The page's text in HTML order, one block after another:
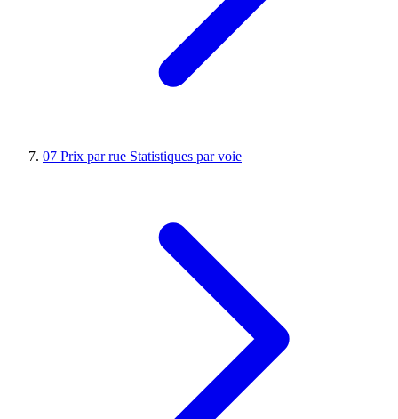
07 Prix par rue Statistiques par voie